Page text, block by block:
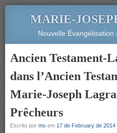
MARIE-
Nouvelle
Ancien Testament-
dans l’Ancien
Marie-Joseph
Prêcheurs
Escrito por ms em 17 de February de 2014